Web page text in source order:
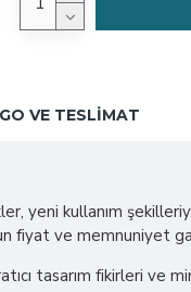
VE TESLIMAT
yeni kullanım
fiyat ve memnuniyet
tasarım fikirleri